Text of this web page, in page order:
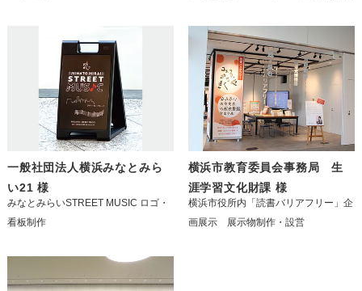
一般社団法人横浜みなとみら
い21 様
みなとみらいSTREET MUSIC ロゴ・
看板制作
横浜市教育委員会事務局 生
涯学習文化財課 様
横浜市役所内「読書バリアフリー」企
画展示 展示物制作・設営